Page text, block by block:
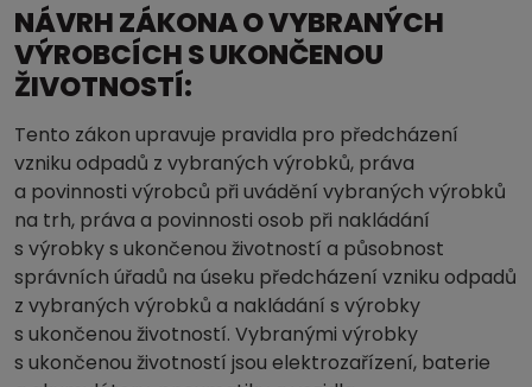
NÁVRH ZÁKONA O VYBRANÝCH
VÝROBCÍCH S UKONČENOU
ŽIVOTNOSTÍ:
Tento zákon upravuje pravidla pro předcházení
vzniku odpadů z vybraných výrobků, práva
a povinnosti výrobců při uvádění vybraných výrobků
na trh, práva a povinnosti osob při nakládání
s výrobky s ukončenou životností a působnost
správních úřadů na úseku předcházení vzniku odpadů
z vybraných výrobků a nakládání s výrobky
s ukončenou životností. Vybranými výrobky
s ukončenou životností jsou elektrozařízení, baterie